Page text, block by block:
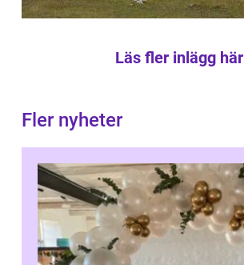
Läs fler inlägg här
Fler nyheter